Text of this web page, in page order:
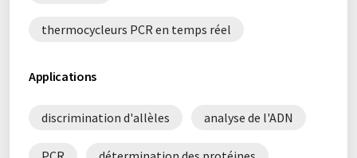
thermocycleurs PCR en temps réel
Applications
discrimination d'allèles analyse de l'ADN